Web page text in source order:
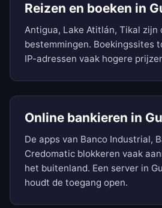
Reizen en boeken in
Antigua, Lake Atitlán, Tikal zijn
bestemmingen. Boekingssites
IP-adressen vaak hogere
Online bankieren in
De apps van Banco Industrial,
Credomatic blokkeren vaak
het buitenland. Een server in
houdt de toegang open.